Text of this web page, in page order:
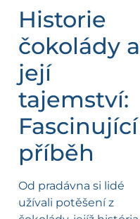
Historie
čokolády a
její
tajemství:
Fascinující
příběh
Od pradávna si lidé
užívali potěšení z